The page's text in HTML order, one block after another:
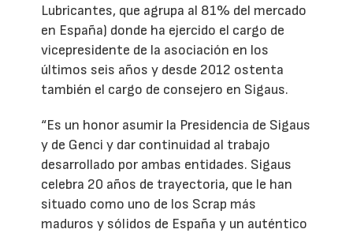
Lubricantes, que agrupa al 81% del mercado
en España) donde ha ejercido el cargo de
vicepresidente de la asociación en los
últimos seis años y desde 2012 ostenta
también el cargo de consejero en Sigaus.
“Es un honor asumir la Presidencia de Sigaus
y de Genci y dar continuidad al trabajo
desarrollado por ambas entidades. Sigaus
celebra 20 años de trayectoria, que le han
situado como uno de los Scrap más
maduros y sólidos de España y un auténtico